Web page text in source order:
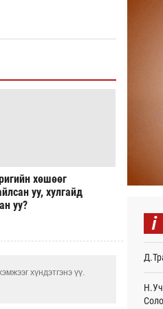
хөшөөг
уу, хулгайд
уу?
хүндэтгэнэ үү.
Энэ
i